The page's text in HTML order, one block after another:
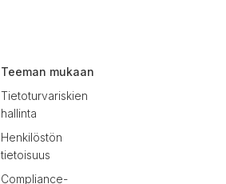
Teeman mukaan
Tietoturvariskien
hallinta
Henkilöstön
tietoisuus
Compliance-